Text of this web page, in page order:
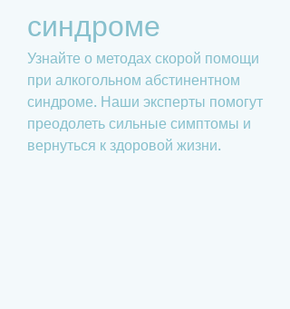
синдроме
Узнайте о методах скорой помощи
при алкогольном абстинентном
синдроме. Наши эксперты помогут
преодолеть сильные симптомы и
вернуться к здоровой жизни.